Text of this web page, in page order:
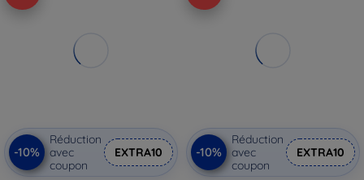
-10%
Réduction
avec
coupon
EXTRA10 -10%
Réduction
avec
coupon
EXTRA10